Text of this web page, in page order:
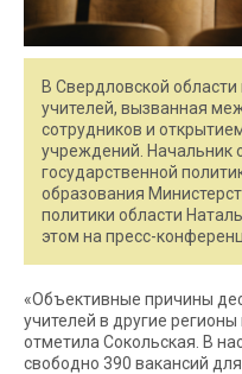
В Свердловской
учителей, вызванная
сотрудников и
учреждений. Начальник
государственной
образования
политики области
этом на пресс-
«Объективные причины
учителей в другие
отметила Сокольская. В
свободно 390 вакансий